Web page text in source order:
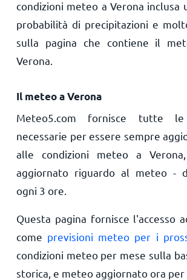
condizioni meteo a Verona inclusa
probabilità di precipitazioni e
sulla pagina che contiene il
Verona.
Il meteo a Verona
Meteo5.com fornisce tutte le
necessarie per essere sempre
alle condizioni meteo a
aggiornato riguardo al meteo -
ogni 3 ore.
Questa pagina fornisce l'accesso
come previsioni meteo per i
condizioni meteo per mese sulla
storica, e meteo aggiornato ora